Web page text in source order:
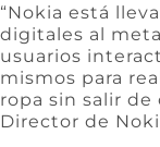
“Nokia está
digitales al
usuarios
mismos para
ropa sin salir de
Director de